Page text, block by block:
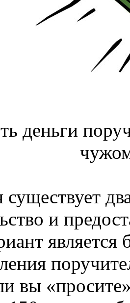
деньги
существует
и
вы